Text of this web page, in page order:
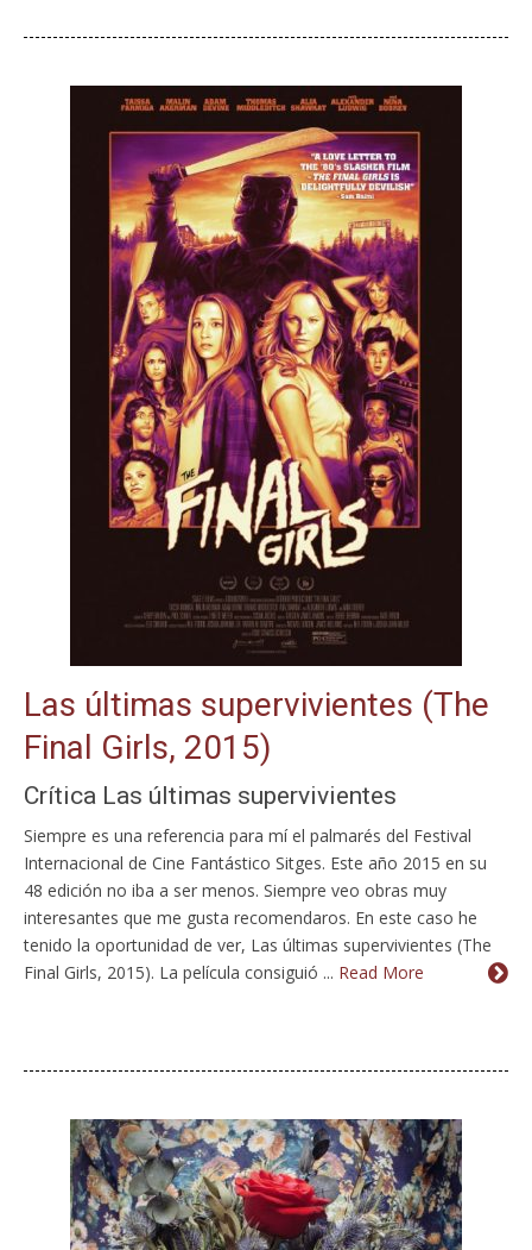
Las últimas supervivientes (The
Final Girls, 2015)
Crítica Las últimas supervivientes
Siempre es una referencia para mí el palmarés del Festival
Internacional de Cine Fantástico Sitges. Este año 2015 en su
48 edición no iba a ser menos. Siempre veo obras muy
interesantes que me gusta recomendaros. En este caso he
tenido la oportunidad de ver, Las últimas supervivientes (The
Final Girls, 2015). La película consiguió ... Read More